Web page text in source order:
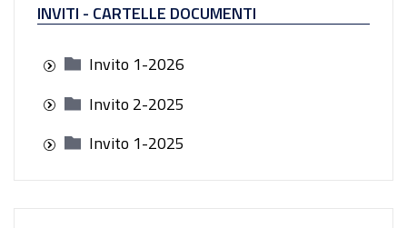
INVITI - CARTELLE DOCUMENTI
Invito 1-2026
Invito 2-2025
Invito 1-2025